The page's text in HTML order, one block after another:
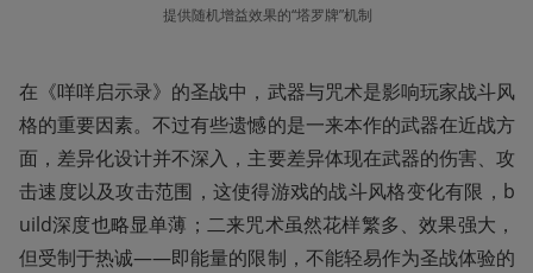
提供随机增益效果的“塔罗牌”机制
在《咩咩启示录》的圣战中，武器与咒术是影响玩家战斗风
格的重要因素。不过有些遗憾的是一来本作的武器在近战方
面，差异化设计并不深入，主要差异体现在武器的伤害、攻
击速度以及攻击范围，这使得游戏的战斗风格变化有限，b
uild深度也略显单薄；二来咒术虽然花样繁多、效果强大，
但受制于热诚——即能量的限制，不能轻易作为圣战体验的